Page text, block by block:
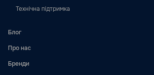
Технічна підтримка
Блог
Про нас
Бренди